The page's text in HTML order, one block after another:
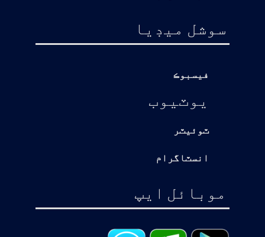
سوشل ميڊيا
فيسبوڪ
يوٽيوب
ٽوئيٽر
انسٽاگرام
موبائل ايپ